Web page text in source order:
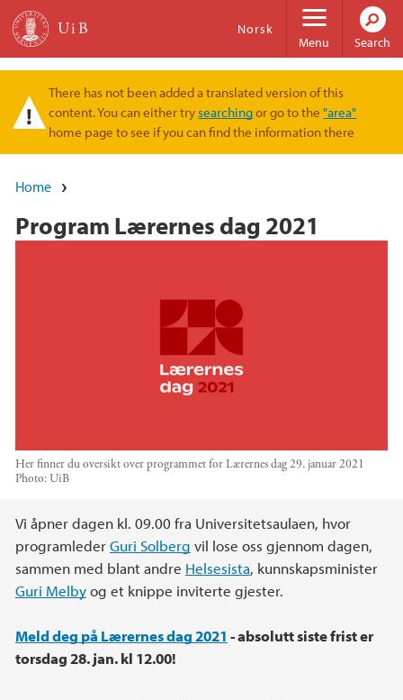
Skip to main content
Menu
Norsk
Search
Warning message
There has not been added a translated version of this
content. You can either trysearchingor go to the"area"
home page to see if you can find the information there
Home
Program Lærernes dag 2021
Her finner du oversikt over programmet for Lærernes dag 29. januar 2021
Photo:UiB
Main content
Vi åpner dagen kl. 09.00 fra Universitetsaulaen, hvor
programlederGuri Solberg vil lose oss gjennom dagen,
sammen med blant andre Helsesista, kunnskapsminister
Guri Melbyog et knippe inviterte gjester.
Meld deg på Lærernes dag 2021 - absolutt siste frist er
torsdag 28. jan. kl 12.00!